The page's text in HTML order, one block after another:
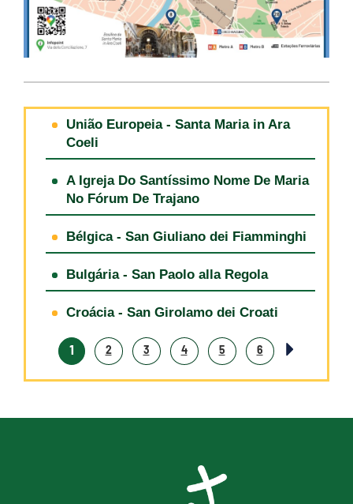
União Europeia - Santa Maria in Ara
Coeli
A Igreja Do Santíssimo Nome De Maria
No Fórum De Trajano
Bélgica - San Giuliano dei Fiamminghi
Bulgária - San Paolo alla Regola
Croácia - San Girolamo dei Croati
1 2 3 4 5 6